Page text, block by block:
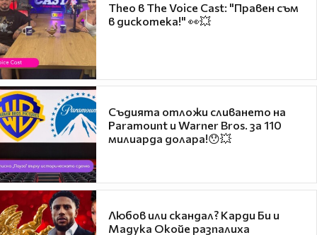
Theo в The Voice Cast: "Правен съм
в дискотека!" 👀💥
Съдията отложи сливането на
Paramount и Warner Bros. за 110
милиарда долара!😯💥
Любов или скандал? Карди Би и
Мадука Окойе разпалиха